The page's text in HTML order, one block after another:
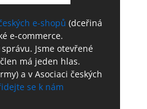
e-shopů (dceřiná
e-commerce.
Jsme otevřené
má jeden hlas.
a v Asociaci českých
se k nám